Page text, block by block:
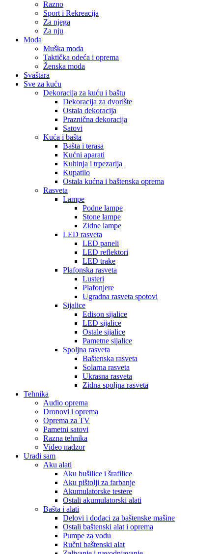
Razno
Sport i Rekreacija
Za njega
Za nju
Moda
Muška moda
Taktička odeća i oprema
Ženska moda
Svaštara
Sve za kuću
Dekoracija za kuću i baštu
Dekoracija za dvorište
Ostala dekoracija
Praznična dekoracija
Satovi
Kuća i bašta
Bašta i terasa
Kućni aparati
Kuhinja i trpezarija
Kupatilo
Ostala kućna i baštenska oprema
Rasveta
Lampe
Podne lampe
Stone lampe
Zidne lampe
LED rasveta
LED paneli
LED reflektori
LED trake
Plafonska rasveta
Lusteri
Plafonjere
Ugradna rasveta spotovi
Sijalice
Edison sijalice
LED sijalice
Ostale sijalice
Pametne sijalice
Spoljna rasveta
Baštenska rasveta
Solarna rasveta
Ukrasna rasveta
Zidna spoljna rasveta
Tehnika
Audio oprema
Dronovi i oprema
Oprema za TV
Pametni satovi
Razna tehnika
Video nadzor
Uradi sam
Aku alati
Aku bušilice i šrafilice
Aku pištolji za farbanje
Akumulatorske testere
Ostali akumulatorski alati
Bašta i alati
Delovi i dodaci za baštenske mašine
Ostali baštenski alat i oprema
Pumpe za vodu
Ručni baštenski alat